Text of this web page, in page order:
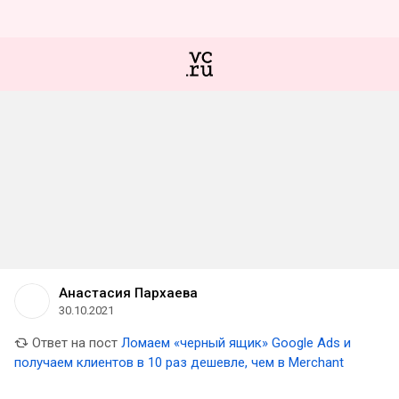
Анастасия Пархаева
30.10.2021
Ответ на пост Ломаем «черный ящик» Google Ads и
получаем клиентов в 10 раз дешевле, чем в Merchant